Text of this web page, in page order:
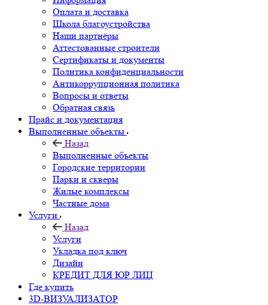
Оплата и доставка
Школа благоустройства
Наши партнёры
Аттестованные строители
Сертификаты и документы
Политика конфиденциальности
Антикоррупционная политика
Вопросы и ответы
Обратная связь
Прайс и документация
Выполненные объекты
Назад
Выполненные объекты
Городские территории
Парки и скверы
Жилые комплексы
Частные дома
Услуги
Назад
Услуги
Укладка под ключ
Дизайн
КРЕДИТ ДЛЯ ЮР ЛИЦ
Где купить
3D-ВИЗУАЛИЗАТОР